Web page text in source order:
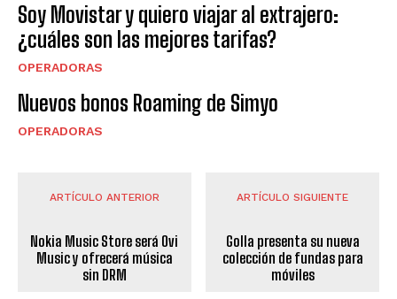
Soy Movistar y quiero viajar al extrajero:
¿cuáles son las mejores tarifas?
OPERADORAS
Nuevos bonos Roaming de Simyo
OPERADORAS
ARTÍCULO ANTERIOR
Nokia Music Store será Ovi
Music y ofrecerá música
sin DRM
ARTÍCULO SIGUIENTE
Golla presenta su nueva
colección de fundas para
móviles